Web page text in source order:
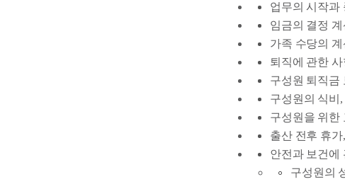
업무의 시작과
임금의 결정
가족 수당의
퇴직에 관한 사
구성원 퇴직금
구성원의 식비
구성원을 위한
출산 전후 휴
안전과 보건에
구성원의